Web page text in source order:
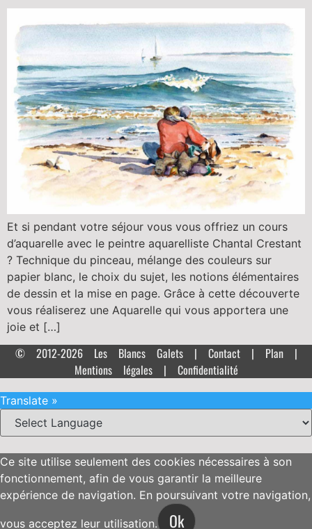
Et si pendant votre séjour vous vous offriez un cours
d’aquarelle avec le peintre aquarelliste Chantal Crestant
? Technique du pinceau, mélange des couleurs sur
papier blanc, le choix du sujet, les notions élémentaires
de dessin et la mise en page. Grâce à cette découverte
vous réaliserez une Aquarelle qui vous apportera une
joie et […]
© 2012-2026 Les Blancs Galets | Contact| Plan|
Mentions légales| Confidentialité
Translate »
Ce site utilise seulement des cookies nécessaires à son
fonctionnement, afin de vous garantir la meilleure
expérience de navigation. En poursuivant votre navigation,
vous acceptez leur utilisation. Ok